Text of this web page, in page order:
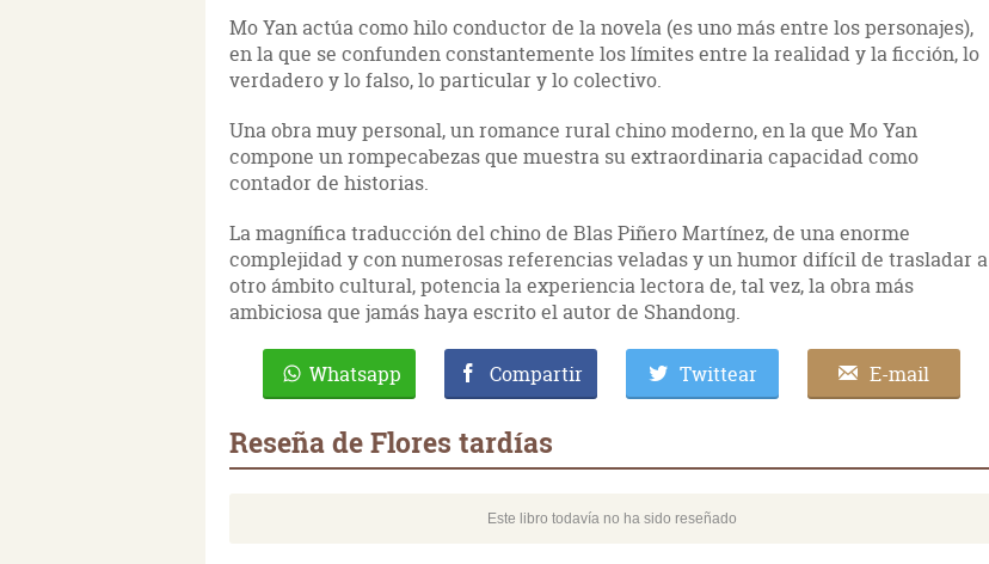
Mo Yan actúa como hilo conductor de la novela (es uno más entre los personajes),
en la que se confunden constantemente los límites entre la realidad y la ficción, lo
verdadero y lo falso, lo particular y lo colectivo.
Una obra muy personal, un romance rural chino moderno, en la que Mo Yan
compone un rompecabezas que muestra su extraordinaria capacidad como
contador de historias.
La magnífica traducción del chino de Blas Piñero Martínez, de una enorme
complejidad y con numerosas referencias veladas y un humor difícil de trasladar a
otro ámbito cultural, potencia la experiencia lectora de, tal vez, la obra más
ambiciosa que jamás haya escrito el autor de Shandong.
Whatsapp Compartir Twittear E-mail
Reseña de Flores tardías
Este libro todavía no ha sido reseñado